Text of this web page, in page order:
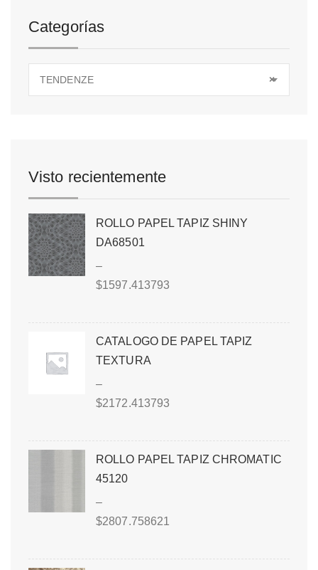
Categorías
×
TENDENZE
Visto recientemente
ROLLO PAPEL TAPIZ SHINY
DA68501
–
$1597.413793
CATALOGO DE PAPEL TAPIZ
TEXTURA
–
$2172.413793
ROLLO PAPEL TAPIZ CHROMATIC
45120
–
$2807.758621